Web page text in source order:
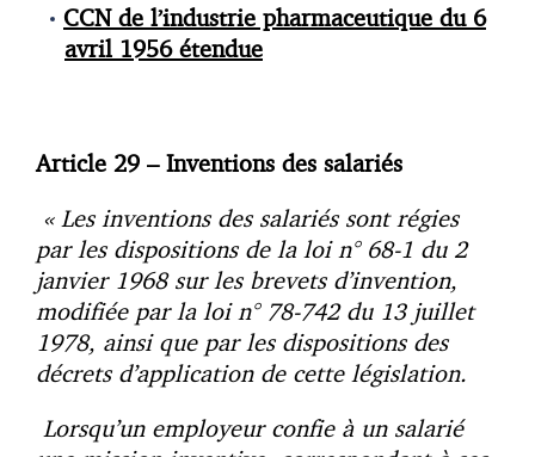
CCN de l’industrie pharmaceutique du 6
avril 1956 étendue
Article 29 – Inventions des salariés
« Les inventions des salariés sont régies
par les dispositions de la loi n° 68-1 du 2
janvier 1968 sur les brevets d’invention,
modifiée par la loi n° 78-742 du 13 juillet
1978, ainsi que par les dispositions des
décrets d’application de cette législation.
Lorsqu’un employeur confie à un salarié